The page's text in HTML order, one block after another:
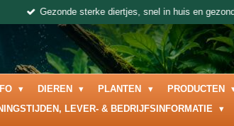
Gezonde sterke diertjes, snel in huis en
DIEREN PLANTEN PRODUCTEN
LEVER- & BEDRIJFSINFORMATIE